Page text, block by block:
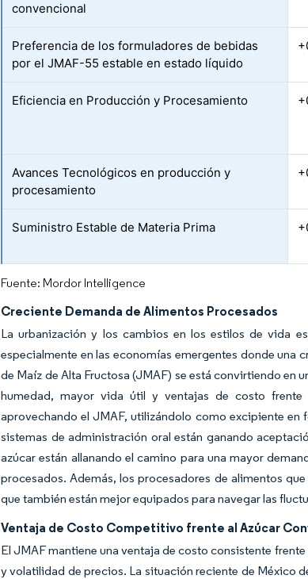
convencional
Preferencia de los formuladores de bebidas
por el JMAF-55 estable en estado líquido
Eficiencia en Producción y Procesamiento
Avances Tecnológicos en producción y
procesamiento
Suministro Estable de Materia Prima
Fuente: Mordor Intelligence
Creciente Demanda de Alimentos Procesados
La urbanización y los cambios en los estilos de vida
especialmente en las economías emergentes donde una
de Maíz de Alta Fructosa (JMAF) se está convirtiendo en
humedad, mayor vida útil y ventajas de costo frente
aprovechando el JMAF, utilizándolo como excipiente
sistemas de administración oral están ganando
azúcar están allanando el camino para una mayor
procesados. Además, los procesadores de alimentos
que también están mejor equipados para navegar las
Ventaja de Costo Competitivo frente al Azúcar
El JMAF mantiene una ventaja de costo consistente
y volatilidad de precios. La situación reciente de México